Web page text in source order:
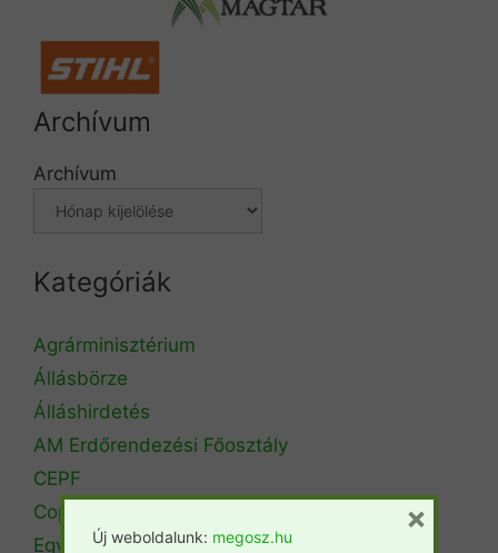
Archívum
Archívum
Kategóriák
Agrárminisztérium
Állásbörze
Álláshirdetés
AM Erdőrendezési Főosztály
CEPF
Copa Cogeca
Egyéb
Új weboldalunk: megosz.hu
×